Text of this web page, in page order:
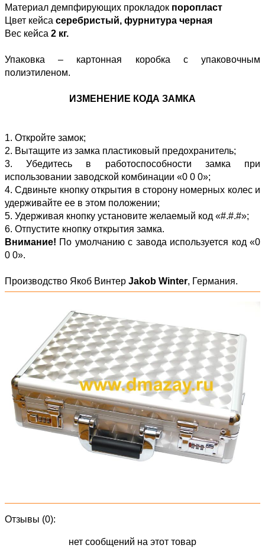
Материал демпфирующих прокладок поропласт
Цвет кейса серебристый, фурнитура черная
Вес кейса 2 кг.
Упаковка – картонная коробка с упаковочным
полиэтиленом.
ИЗМЕНЕНИЕ КОДА ЗАМКА
1. Откройте замок;
2. Вытащите из замка пластиковый предохранитель;
3. Убедитесь в работоспособности замка при
использовании заводской комбинации «0 0 0»;
4. Сдвиньте кнопку открытия в сторону номерных колес и
удерживайте ее в этом положении;
5. Удерживая кнопку установите желаемый код «#.#.#»;
6. Отпустите кнопку открытия замка.
Внимание! По умолчанию с завода используется код «0
0 0».
Производство Якоб Винтер Jakob Winter, Германия.
Отзывы (0):
нет сообщений на этот товар